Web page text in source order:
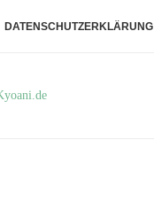
DATENSCHUTZERKLÄRUNG